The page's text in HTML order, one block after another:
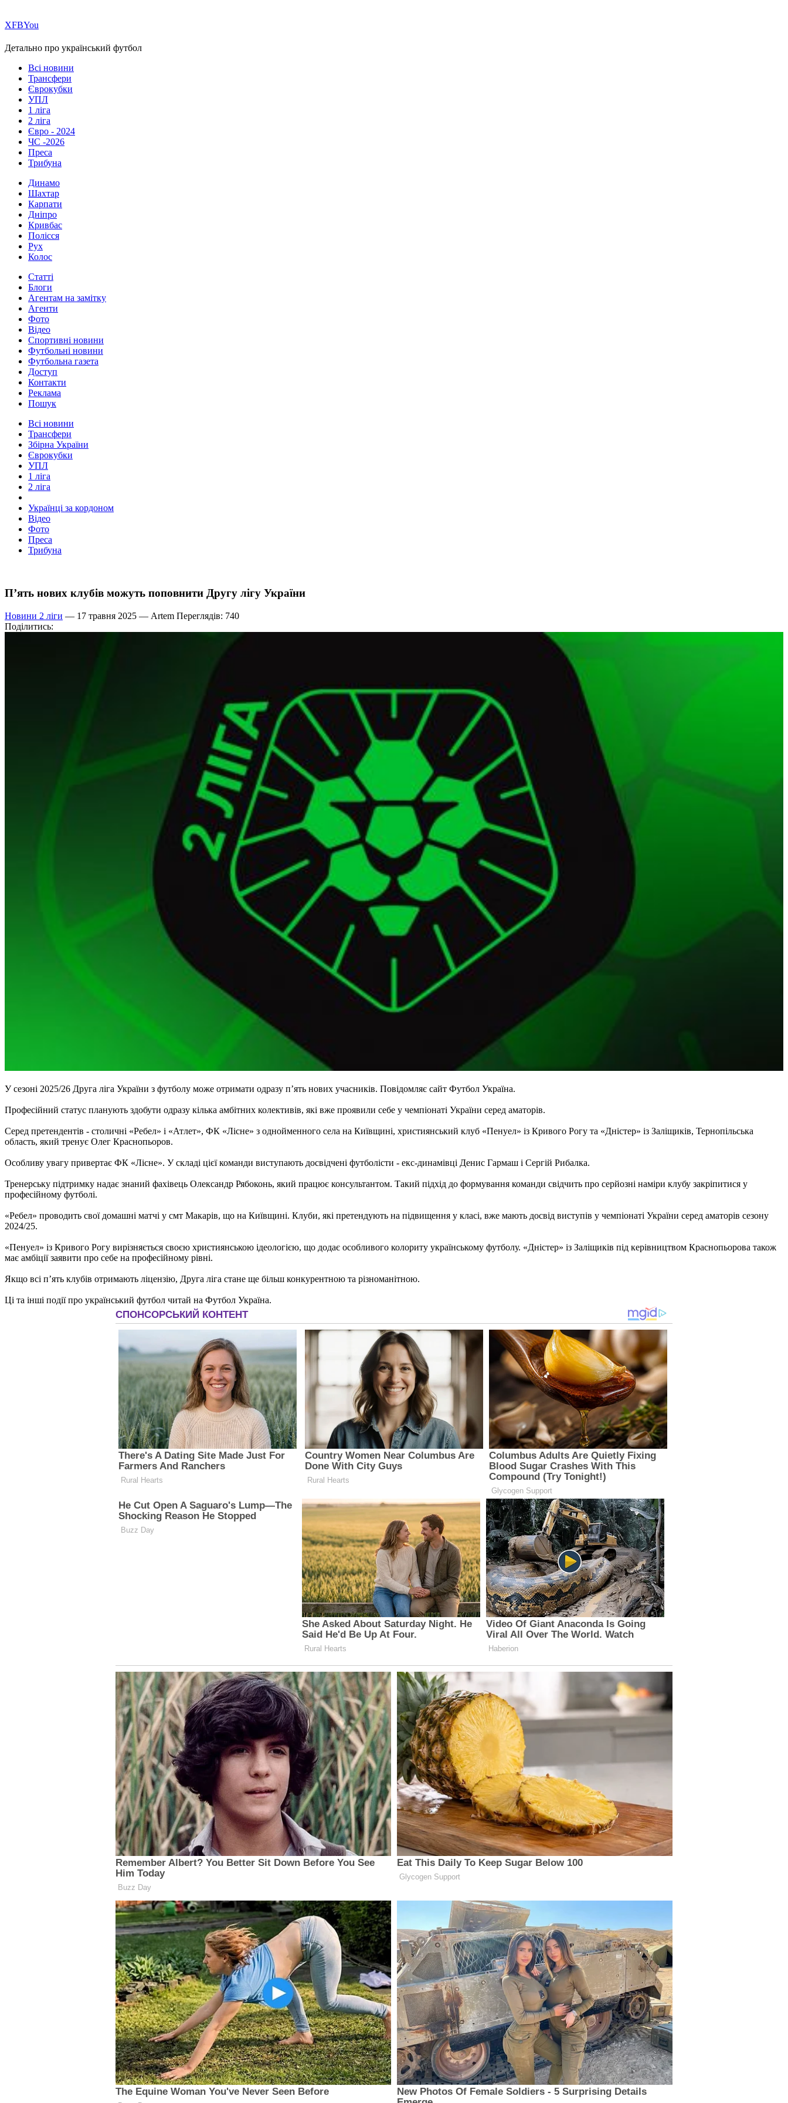
ХFBYou
Детально про український футбол
Всі новини
Трансфери
Єврокубки
УПЛ
1 ліга
2 ліга
Євро - 2024
ЧС -2026
Преса
Трибуна
Динамо
Шахтар
Карпати
Дніпро
Кривбас
Полісся
Рух
Колос
Статті
Блоги
Агентам на замітку
Агенти
Фото
Відео
Спортивні новини
Футбольні новини
Футбольна газета
Доступ
Контакти
Реклама
Пошук
Всі новини
Трансфери
Збірна України
Єврокубки
УПЛ
1 ліга
2 ліга
Українці за кордоном
Відео
Фото
Преса
Трибуна
П’ять нових клубів можуть поповнити Другу лігу України
Новини 2 ліги — 17 травня 2025 — Artem Переглядів: 740
Поділитись:
У сезоні 2025/26 Друга ліга України з футболу може отримати одразу п’ять нових учасників. Повідомляє сайт Футбол Україна.
Професійний статус планують здобути одразу кілька амбітних колективів, які вже проявили себе у чемпіонаті України серед аматорів.
Серед претендентів - столичні «Ребел» і «Атлет», ФК «Лісне» з однойменного села на Київщині, християнський клуб «Пенуел» із Кривого Рогу та «Дністер» із Заліщиків, Тернопільська
область, який тренує Олег Краснопьоров.
Особливу увагу привертає ФК «Лісне». У складі цієї команди виступають досвідчені футболісти - екс-динамівці Денис Гармаш і Сергій Рибалка.
Тренерську підтримку надає знаний фахівець Олександр Рябоконь, який працює консультантом. Такий підхід до формування команди свідчить про серйозні наміри клубу закріпитися у
професійному футболі.
«Ребел» проводить свої домашні матчі у смт Макарів, що на Київщині. Клуби, які претендують на підвищення у класі, вже мають досвід виступів у чемпіонаті України серед аматорів сезону
2024/25.
«Пенуел» із Кривого Рогу вирізняється своєю християнською ідеологією, що додає особливого колориту українському футболу. «Дністер» із Заліщиків під керівництвом Краснопьорова також
має амбіції заявити про себе на професійному рівні.
Якщо всі п’ять клубів отримають ліцензію, Друга ліга стане ще більш конкурентною та різноманітною.
Ці та інші події про український футбол читай на Футбол Україна.